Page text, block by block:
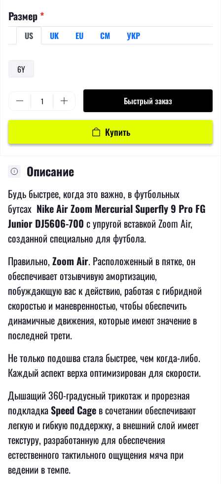
Размер *
US UK EU СМ УКР
6Y
Быстрый заказ
Купить
Описание
Будь быстрее, когда это важно, в футбольных
бутсах Nike Air Zoom Mercurial Superfly 9 Pro FG
Junior DJ5606-700 с упругой вставкой Zoom Air,
созданной специально для футбола.
Правильно, Zoom Air. Расположенный в пятке, он
обеспечивает отзывчивую амортизацию,
побуждающую вас к действию, работая с гибридной
скоростью и маневренностью, чтобы обеспечить
динамичные движения, которые имеют значение в
последней трети.
Не только подошва стала быстрее, чем когда-либо.
Каждый аспект верха оптимизирован для скорости.
Дышащий 360-градусный трикотаж и прорезная
подкладкаSpeed ​​Cage в сочетании обеспечивают
легкую и гибкую поддержку, а внешний слой имеет
текстуру, разработанную для обеспечения
естественного тактильного ощущения мяча при
ведении в темпе.